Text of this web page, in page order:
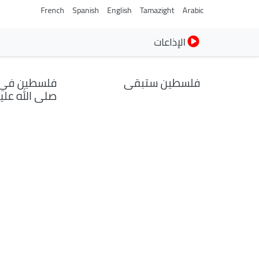
Arabic
Tamazight
English
Spanish
French
الإذاعات
فلسطين ستبقى فلسطين في
صلى الله